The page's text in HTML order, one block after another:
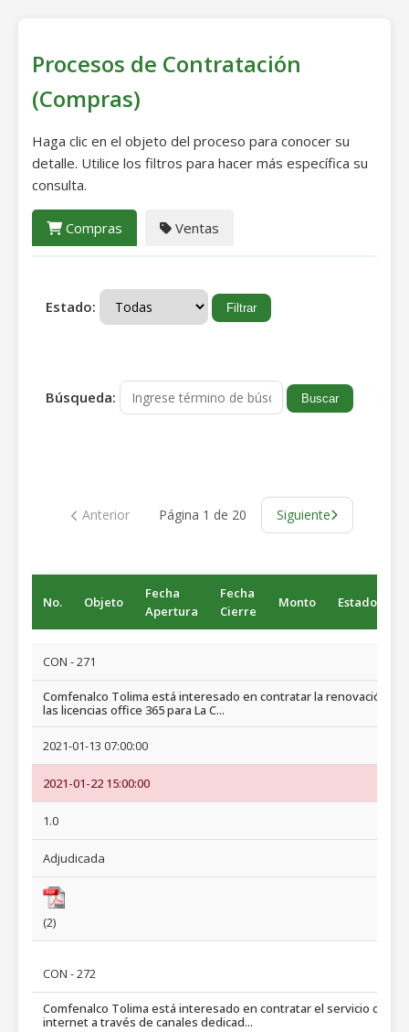
Procesos de Contratación
(Compras)
Haga clic en el objeto del proceso para conocer su
detalle. Utilice los filtros para hacer más específica su
consulta.
Compras Ventas
Estado:
Búsqueda:
Anterior Página 1 de 20 Siguiente
No. Objeto
Fecha
Apertura
Fecha
Cierre
Monto Estado
CON - 271
Comfenalco Tolima está interesado en contratar la renovación de
las licencias office 365 para La C...
2021-01-13 07:00:00
2021-01-22 15:00:00
1.0
Adjudicada
(2)
CON - 272
Comfenalco Tolima está interesado en contratar el servicio de
internet a través de canales dedicad...